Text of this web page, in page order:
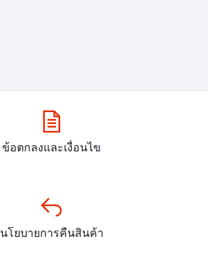
ข้อตกลงและเงื่อนไข
นโยบายการคืนสินค้า